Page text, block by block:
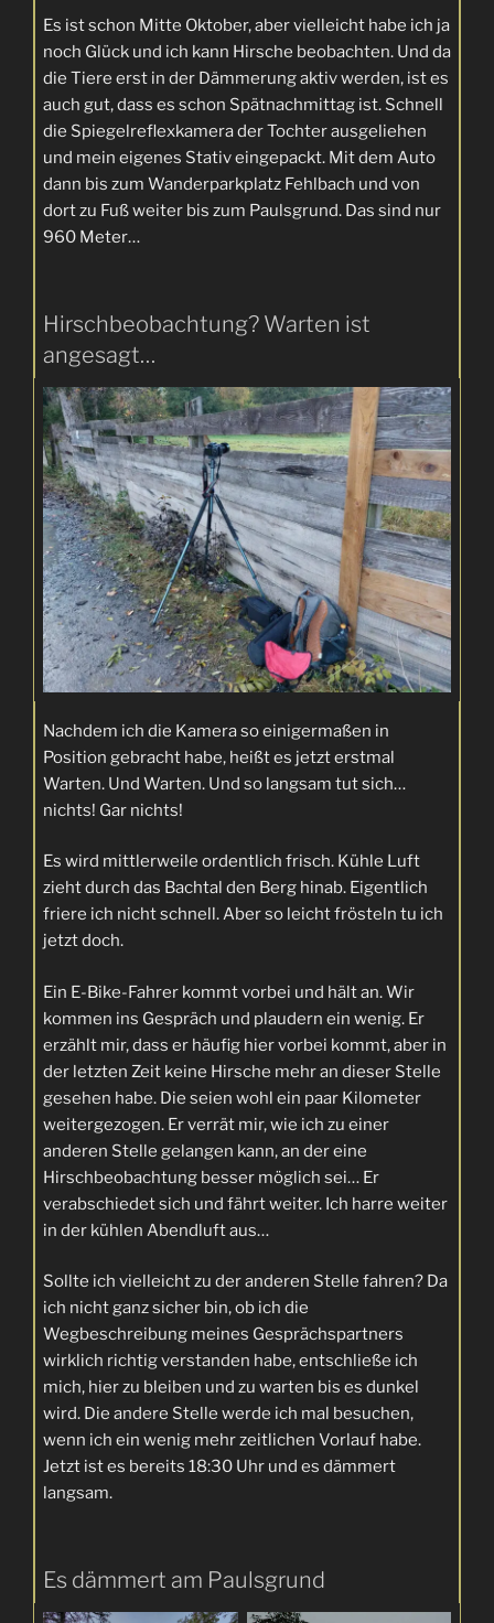
Es ist schon Mitte Oktober, aber vielleicht habe ich ja
noch Glück und ich kann Hirsche beobachten. Und da
die Tiere erst in der Dämmerung aktiv werden, ist es
auch gut, dass es schon Spätnachmittag ist. Schnell
die Spiegelreflexkamera der Tochter ausgeliehen
und mein eigenes Stativ eingepackt. Mit dem Auto
dann bis zum Wanderparkplatz Fehlbach und von
dort zu Fuß weiter bis zum Paulsgrund. Das sind nur
960 Meter…
Hirschbeobachtung? Warten ist
angesagt…
Nachdem ich die Kamera so einigermaßen in
Position gebracht habe, heißt es jetzt erstmal
Warten. Und Warten. Und so langsam tut sich…
nichts! Gar nichts!
Es wird mittlerweile ordentlich frisch. Kühle Luft
zieht durch das Bachtal den Berg hinab. Eigentlich
friere ich nicht schnell. Aber so leicht frösteln tu ich
jetzt doch.
Ein E-Bike-Fahrer kommt vorbei und hält an. Wir
kommen ins Gespräch und plaudern ein wenig. Er
erzählt mir, dass er häufig hier vorbei kommt, aber in
der letzten Zeit keine Hirsche mehr an dieser Stelle
gesehen habe. Die seien wohl ein paar Kilometer
weitergezogen. Er verrät mir, wie ich zu einer
anderen Stelle gelangen kann, an der eine
Hirschbeobachtung besser möglich sei… Er
verabschiedet sich und fährt weiter. Ich harre weiter
in der kühlen Abendluft aus…
Sollte ich vielleicht zu der anderen Stelle fahren? Da
ich nicht ganz sicher bin, ob ich die
Wegbeschreibung meines Gesprächspartners
wirklich richtig verstanden habe, entschließe ich
mich, hier zu bleiben und zu warten bis es dunkel
wird. Die andere Stelle werde ich mal besuchen,
wenn ich ein wenig mehr zeitlichen Vorlauf habe.
Jetzt ist es bereits 18:30 Uhr und es dämmert
langsam.
Es dämmert am Paulsgrund